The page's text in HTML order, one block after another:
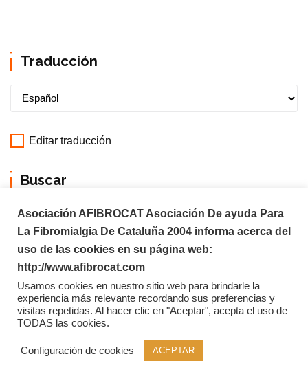
Traducción
Editar traducción
Buscar
Copyright © 2026 Afibrocat
Asociación AFIBROCAT Asociación De ayuda Para
La Fibromialgia De Cataluña 2004 informa acerca del
uso de las cookies en su página web:
http://www.afibrocat.com
Usamos cookies en nuestro sitio web para brindarle la
experiencia más relevante recordando sus preferencias y
visitas repetidas. Al hacer clic en "Aceptar", acepta el uso de
TODAS las cookies.
Configuración de cookies ACEPTAR